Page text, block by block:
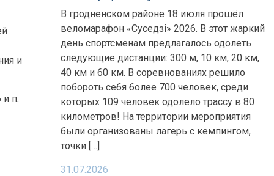
и
и п.
В гродненском районе 18 июля прошёл
веломарафон «Суседзi» 2026. В этот жаркий
день спортсменам предлагалось одолеть
следующие дистанции: 300 м, 10 км, 20 км,
40 км и 60 км. В соревнованиях решило
побороть себя более 700 человек, среди
которых 109 человек одолело трассу в 80
километров! На территории мероприятия
были организованы лагерь с кемпингом,
точки […]
31.07.2026